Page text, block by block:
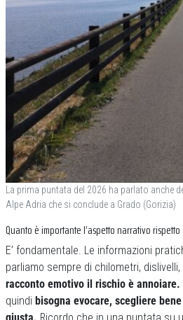
La prima puntata del 2026 ha parlato anche
Alpe Adria che si conclude a Grado (Gorizia)
Quanto è importante l’aspetto narrativo
E’ fondamentale. Le informazioni
parliamo sempre di chilometri,
racconto emotivo il rischio è annoiare.
quindi bisogna evocare, scegliere